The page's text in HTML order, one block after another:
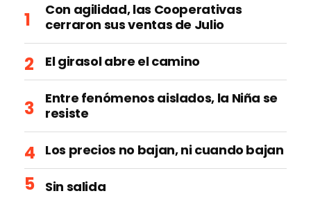
Con agilidad, las Cooperativas
cerraron sus ventas de Julio
El girasol abre el camino
Entre fenómenos aislados, la Niña se
resiste
Los precios no bajan, ni cuando bajan
Sin salida